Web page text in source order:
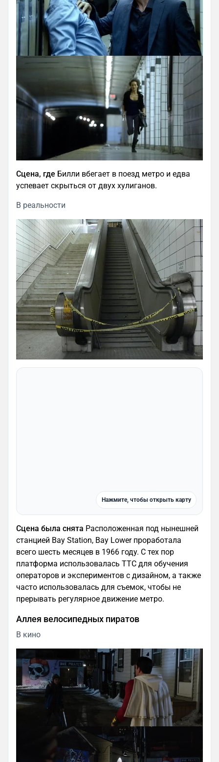
Сцена, где Билли вбегает в поезд метро и едва
успевает скрыться от двух хулиганов.
В реальности
Нажмите, чтобы открыть карту
Сцена была снята Расположенная под нынешней
станцией Bay Station, Bay Lower проработала
всего шесть месяцев в 1966 году. С тех пор
платформа использовалась TTC для обучения
операторов и экспериментов с дизайном, а также
часто использовалась для съемок, чтобы не
прерывать регулярное движение метро.
Аллея велосипедных пиратов
В кино